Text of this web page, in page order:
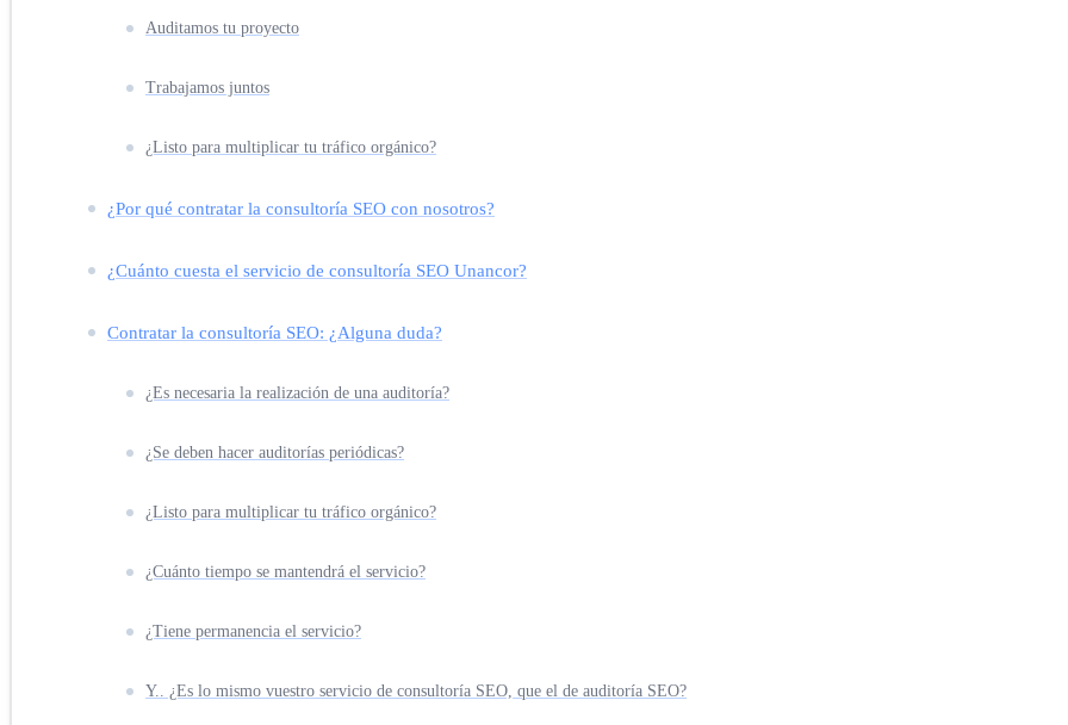
Auditamos tu proyecto
Trabajamos juntos
¿Listo para multiplicar tu tráfico orgánico?
¿Por qué contratar la consultoría SEO con nosotros?
¿Cuánto cuesta el servicio de consultoría SEO Unancor?
Contratar la consultoría SEO: ¿Alguna duda?
¿Es necesaria la realización de una auditoría?
¿Se deben hacer auditorías periódicas?
¿Listo para multiplicar tu tráfico orgánico?
¿Cuánto tiempo se mantendrá el servicio?
¿Tiene permanencia el servicio?
Y.. ¿Es lo mismo vuestro servicio de consultoría SEO, que el de auditoría SEO?